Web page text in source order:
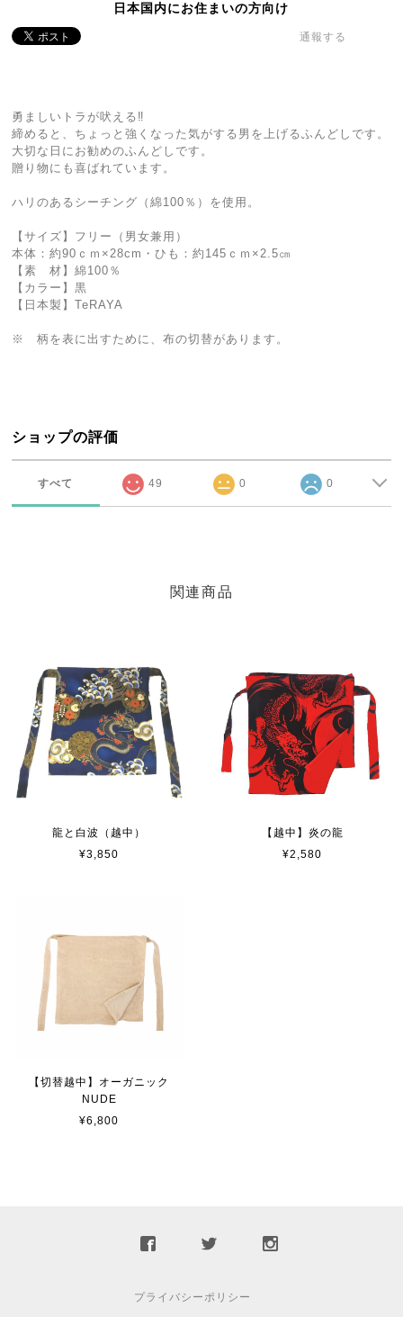
日本国内にお住まいの方向け
通報する
勇ましいトラが吠える‼
締めると、ちょっと強くなった気がする男を上げるふんどしです。
大切な日にお勧めのふんどしです。
贈り物にも喜ばれています。
ハリのあるシーチング（綿100％）を使用。
【サイズ】フリー（男女兼用）
本体：約90ｃｍ×28cm・ひも：約145ｃｍ×2.5㎝
【素 材】綿100％
【カラー】黒
【日本製】TeRAYA
※ 柄を表に出すために、布の切替があります。
ショップの評価
すべて 49 0 0
関連商品
龍と白波（越中）
¥3,850
【越中】炎の龍
¥2,580
【切替越中】オーガニック
NUDE
¥6,800
プライバシーポリシー